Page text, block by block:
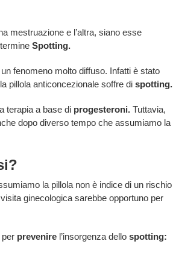
mestruazione e l’altra, siano esse
Spotting.
fenomeno molto diffuso. Infatti è stato
pillola anticoncezionale soffre di spotting.
terapia a base di progesteroni.Tuttavia,
dopo diverso tempo che assumiamo la
la pillola non è indice di un rischio
ginecologica sarebbe opportuno per
per prevenirel’insorgenza dello spotting: